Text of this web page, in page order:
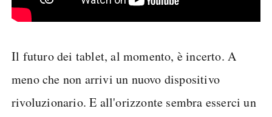
Il futuro dei tablet, al momento, è incerto. A
meno che non arrivi un nuovo dispositivo
rivoluzionario. E all'orizzonte sembra esserci un